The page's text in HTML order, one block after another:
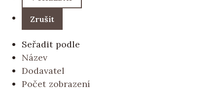
Seřadit podle
Název
Dodavatel
Počet zobrazení